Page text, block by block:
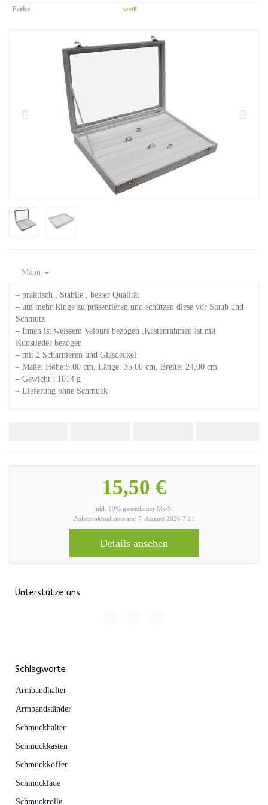
Farbe
weiß
Menu
– praktisch , Stabile , bester Qualität
– um mehr Ringe zu präsentieren und schützen diese vor Staub und
Schmutz
– Innen ist weissem Velours bezogen ,Kastenrahmen ist mit
Kunstleder bezogen
– mit 2 Scharnieren und Glasdeckel
– Maße: Höhe:5,00 cm, Länge: 35,00 cm, Breite: 24,00 cm
– Gewicht : 1014 g
– Lieferung ohne Schmuck
15,50 €
inkl. 19% gesetzlicher MwSt.
Zuletzt aktualisiert am: 7. August 2026 7:11
Details ansehen
Unterstütze uns:
Schlagworte
Armbandhalter
Armbandständer
Schmuckhalter
Schmuckkasten
Schmuckkoffer
Schmucklade
Schmuckrolle